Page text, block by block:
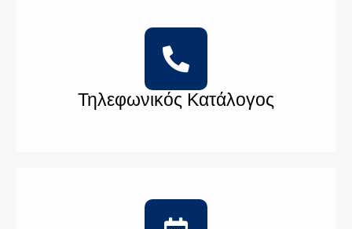
Τηλεφωνικός Κατάλογος